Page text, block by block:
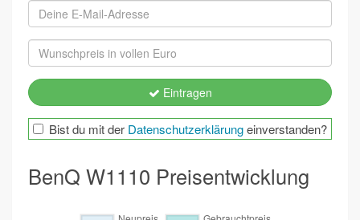
Eintragen
Bist du mit der Datenschutzerklärungeinverstanden?
BenQ W1110 Preisentwicklung